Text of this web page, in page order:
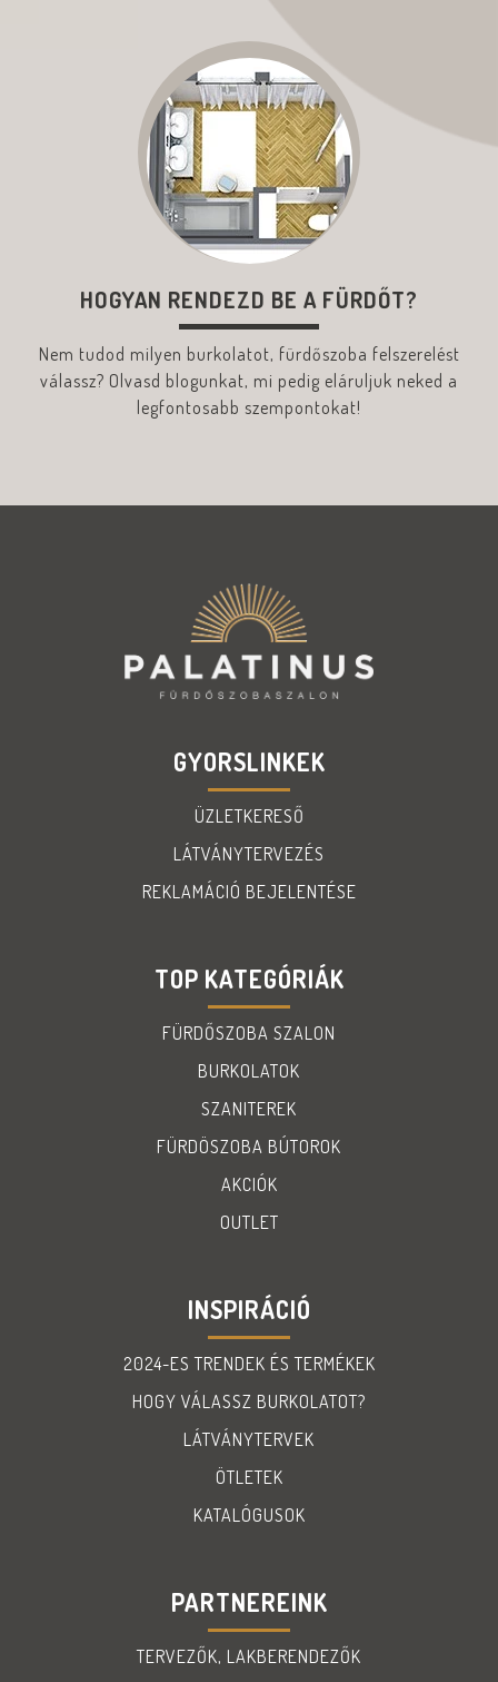
HOGYAN RENDEZD BE A FÜRDŐT?
Nem tudod milyen burkolatot, fürdőszoba felszerelést
válassz? Olvasd blogunkat, mi pedig eláruljuk neked a
legfontosabb szempontokat!
GYORSLINKEK
ÜZLETKERESŐ
LÁTVÁNYTERVEZÉS
REKLAMÁCIÓ BEJELENTÉSE
TOP KATEGÓRIÁK
FÜRDŐSZOBA SZALON
BURKOLATOK
SZANITEREK
FÜRDÖSZOBA BÚTOROK
AKCIÓK
OUTLET
INSPIRÁCIÓ
2024-ES TRENDEK ÉS TERMÉKEK
HOGY VÁLASSZ BURKOLATOT?
LÁTVÁNYTERVEK
ÖTLETEK
KATALÓGUSOK
PARTNEREINK
TERVEZŐK, LAKBERENDEZŐK